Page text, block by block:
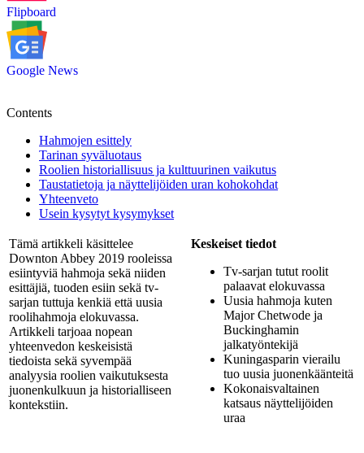
Flipboard
Google News
Contents
Hahmojen esittely
Tarinan syväluotaus
Roolien historiallisuus ja kulttuurinen vaikutus
Taustatietoja ja näyttelijöiden uran kohokohdat
Yhteenveto
Usein kysytyt kysymykset
Tämä artikkeli käsittelee
Downton Abbey 2019 rooleissa
esiintyviä hahmoja sekä niiden
esittäjiä, tuoden esiin sekä tv-
sarjan tuttuja kenkiä että uusia
roolihahmoja elokuvassa.
Artikkeli tarjoaa nopean
yhteenvedon keskeisistä
tiedoista sekä syvempää
analyysia roolien vaikutuksesta
juonenkulkuun ja historialliseen
kontekstiin.
Keskeiset tiedot
Tv-sarjan tutut roolit
palaavat elokuvassa
Uusia hahmoja kuten
Major Chetwode ja
Buckinghamin
jalkatyöntekijä
Kuningasparin vierailu
tuo uusia juonenkäänteitä
Kokonaisvaltainen
katsaus näyttelijöiden
uraa